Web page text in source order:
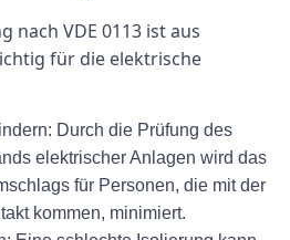
nach VDE 0113 ist aus
für die elektrische
Durch die Prüfung des
elektrischer Anlagen wird das
für Personen, die mit der
kommen, minimiert.